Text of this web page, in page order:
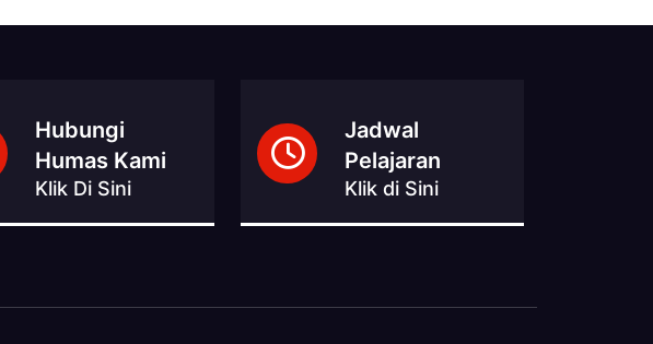
Hubungi
Humas Kami
Klik Di Sini
Jadwal
Pelajaran
Klik di Sini